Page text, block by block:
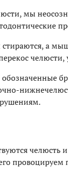
мы
а